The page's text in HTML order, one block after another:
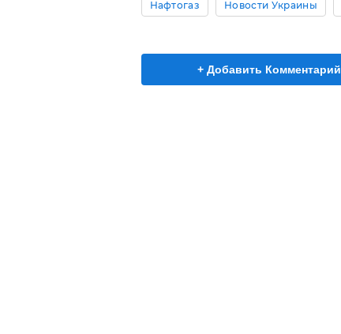
Нафтогаз Новости Украины
+ Добавить Комментарий